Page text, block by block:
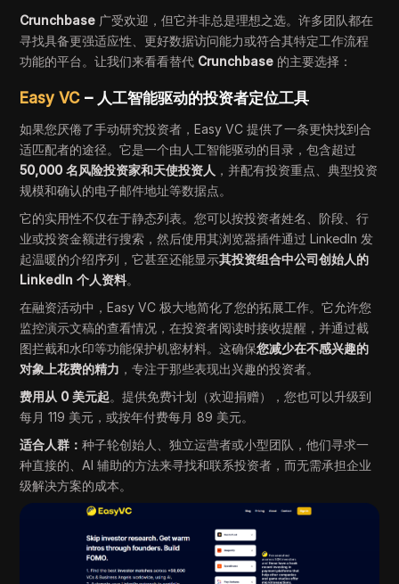
Crunchbase 广受欢迎，但它并非总是理想之选。许多团队都在
寻找具备更强适应性、更好数据访问能力或符合其特定工作流程
功能的平台。让我们来看看替代 Crunchbase 的主要选择：
Easy VC – 人工智能驱动的投资者定位工具
如果您厌倦了手动研究投资者，Easy VC 提供了一条更快找到合
适匹配者的途径。它是一个由人工智能驱动的目录，包含超过
50,000 名风险投资家和天使投资人 ，并配有投资重点、典型投资
规模和确认的电子邮件地址等数据点。
它的实用性不仅在于静态列表。您可以按投资者姓名、阶段、行
业或投资金额进行搜索，然后使用其浏览器插件通过 LinkedIn 发
起温暖的介绍序列，它甚至还能显示其投资组合中公司创始人的
LinkedIn 个人资料。
在融资活动中，Easy VC 极大地简化了您的拓展工作。它允许您
监控演示文稿的查看情况，在投资者阅读时接收提醒，并通过截
图拦截和水印等功能保护机密材料。这确保您减少在不感兴趣的
对象上花费的精力 ，专注于那些表现出兴趣的投资者。
费用从 0 美元起。提供免费计划（欢迎捐赠），您也可以升级到
每月 119 美元，或按年付费每月 89 美元。
适合人群：种子轮创始人、独立运营者或小型团队，他们寻求一
种直接的、AI 辅助的方法来寻找和联系投资者，而无需承担企业
级解决方案的成本。